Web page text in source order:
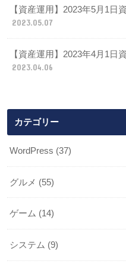
【資産運用】2023年5月1日
2023.05.07
【資産運用】2023年4月1日
2023.04.06
カテゴリー
WordPress (37)
グルメ (55)
ゲーム (14)
システム (9)